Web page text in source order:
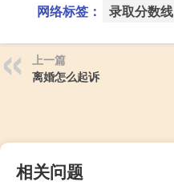
网络标签： 录取分数线
上一篇
离婚怎么起诉
相关问题